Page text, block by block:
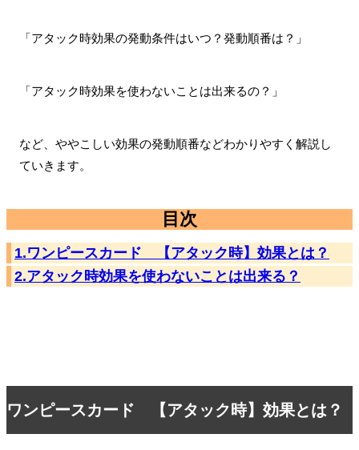
「アタック時効果の発動条件はいつ？発動順番は？」
「アタック時効果を使わないことは出来るの？」
など、ややこしい効果の発動順番などわかりやすく解説し
ていきます。
目次
1.ワンピースカード 【アタック時】効果とは？
2.アタック時効果を使わないことは出来る？
ワンピースカード 【アタック時】効果とは？